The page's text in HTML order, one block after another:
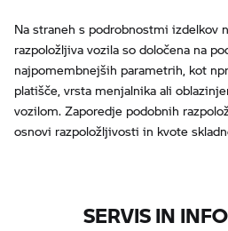
Na straneh s podrobnostmi izdelkov
razpoložljiva vozila so določena na
najpomembnejših parametrih, kot
platišče, vrsta menjalnika ali
vozilom. Zaporedje podobnih
osnovi razpoložljivosti in kvote
SERVIS IN